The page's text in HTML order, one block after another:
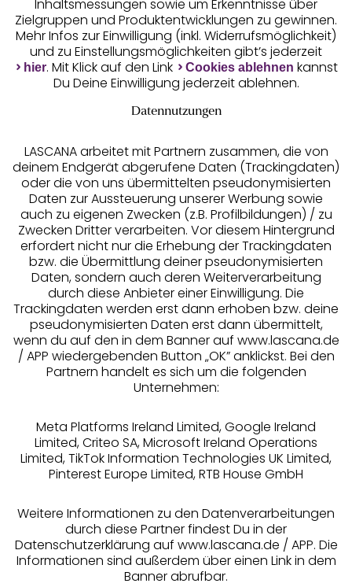
Unsere Apps
Services
Beratung
Über uns
Rechtliches
Alle Preise inkl. MwSt., zzgl.
Versandkosten
Inhaltsmessungen sowie um Erkenntnisse über
Zielgruppen und Produktentwicklungen zu gewinnen.
Mehr Infos zur Einwilligung (inkl. Widerrufsmöglichkeit)
und zu Einstellungsmöglichkeiten gibt’s jederzeit
hier. Mit Klick auf den Link Cookies ablehnen kannst
Du Deine Einwilligung jederzeit ablehnen.
Datennutzungen
LASCANA arbeitet mit Partnern zusammen, die von
deinem Endgerät abgerufene Daten (Trackingdaten)
oder die von uns übermittelten pseudonymisierten
Daten zur Aussteuerung unserer Werbung sowie
auch zu eigenen Zwecken (z.B. Profilbildungen) / zu
Zwecken Dritter verarbeiten. Vor diesem Hintergrund
erfordert nicht nur die Erhebung der Trackingdaten
bzw. die Übermittlung deiner pseudonymisierten
Daten, sondern auch deren Weiterverarbeitung
durch diese Anbieter einer Einwilligung. Die
Trackingdaten werden erst dann erhoben bzw. deine
pseudonymisierten Daten erst dann übermittelt,
wenn du auf den in dem Banner auf www.lascana.de
/ APP wiedergebenden Button „OK” anklickst. Bei den
Partnern handelt es sich um die folgenden
Unternehmen:
Meta Platforms Ireland Limited, Google Ireland
Limited, Criteo SA, Microsoft Ireland Operations
Limited, TikTok Information Technologies UK Limited,
Pinterest Europe Limited, RTB House GmbH
Weitere Informationen zu den Datenverarbeitungen
durch diese Partner findest Du in der
Datenschutzerklärung auf www.lascana.de / APP. Die
Informationen sind außerdem über einen Link in dem
Banner abrufbar.